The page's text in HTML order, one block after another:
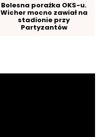
Bolesna porażka OKS-u.
Wicher mocno zawiał na
stadionie przy
Partyzantów